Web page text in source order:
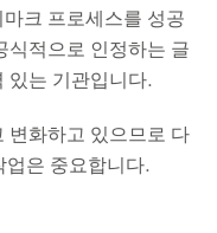
크 프로세스를 성공
식적으로 인정하는 글
있는 기관입니다.
변화하고 있으므로 다
업은 중요합니다.